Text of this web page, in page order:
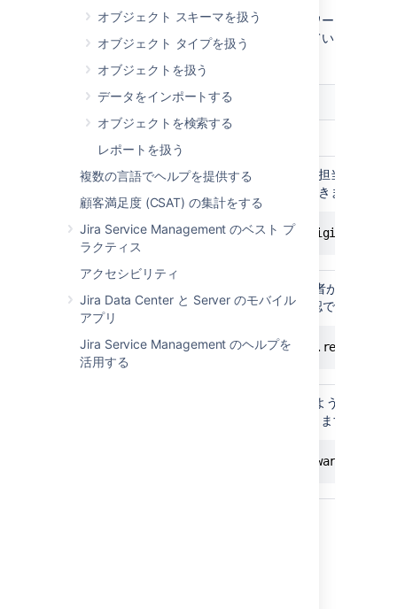
オブジェクト スキーマを扱う
オブジェクト タイプを扱う
オブジェクトを扱う
データをインポートする
オブジェクトを検索する
レポートを扱う
複数の言語でヘルプを提供する
顧客満足度 (CSAT) の集計をする
Jira Service Management のベスト プ
ラクティス
アクセシビリティ
Jira Data Center と Server のモバイル
アプリ
Jira Service Management のヘルプを
活用する
Groovy スクリプトを追加する際は、Insight ワー
クフロー関数には次の変数が事前に定義されてい
るため、スクリプトでこれらを使用できます。
変数 説明
originalIssue
元の課題。条件 (たとえば、担当者が変更
どうか) を次のように確認できます。
issue.assignee !=
現在のユー
ザー
現在の Jira ユーザー。報告者が現在のユ
かどうかを、次のように確認できます。
currentUser == issue.reporter
ログ フレームワーク。次のようにして
にログを記録できます。
log.warn("This is a warning!");